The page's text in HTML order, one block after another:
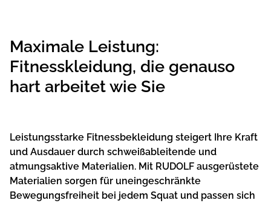
Maximale Leistung:
Fitnesskleidung, die genauso
hart arbeitet wie Sie
Leistungsstarke Fitnessbekleidung steigert Ihre Kraft
und Ausdauer durch schweißableitende und
atmungsaktive Materialien. Mit RUDOLF ausgerüstete
Materialien sorgen für uneingeschränkte
Bewegungsfreiheit bei jedem Squat und passen sich